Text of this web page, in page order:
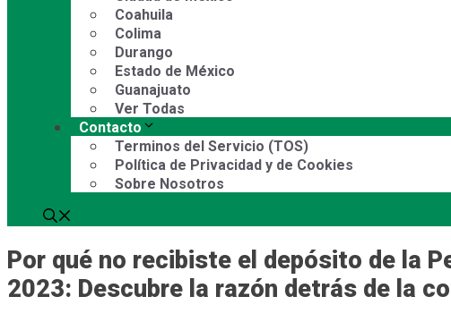
Coahuila
Colima
Durango
Estado de México
Guanajuato
Ver Todas
Contacto
Terminos del Servicio (TOS)
Política de Privacidad y de Cookies
Sobre Nosotros
Por qué no recibiste el depósito de la
2023: Descubre la razón detrás de la